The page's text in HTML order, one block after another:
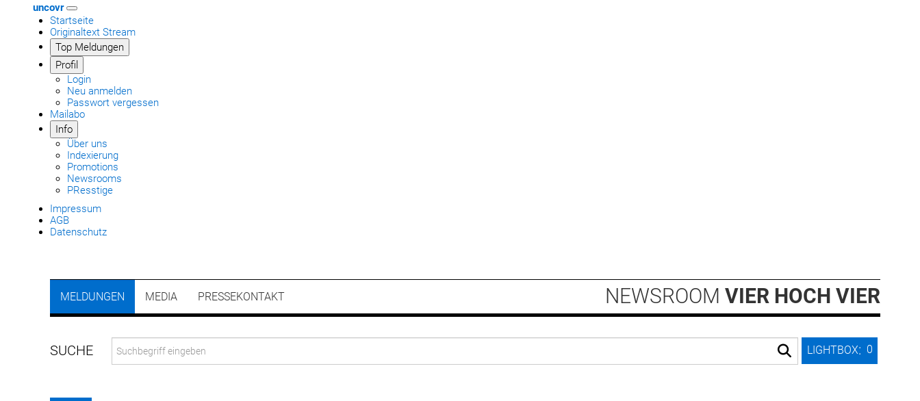
uncovr
Startseite
Originaltext Stream
Top Meldungen
Profil
Login
Neu anmelden
Passwort vergessen
Mailabo
Info
Über uns
Indexierung
Promotions
Newsrooms
PResstige
Impressum
AGB
Datenschutz
LIGHTBOX: 0
MELDUNGEN MEDIA PRESSEKONTAKT NEWSROOM VIER HOCH VIER